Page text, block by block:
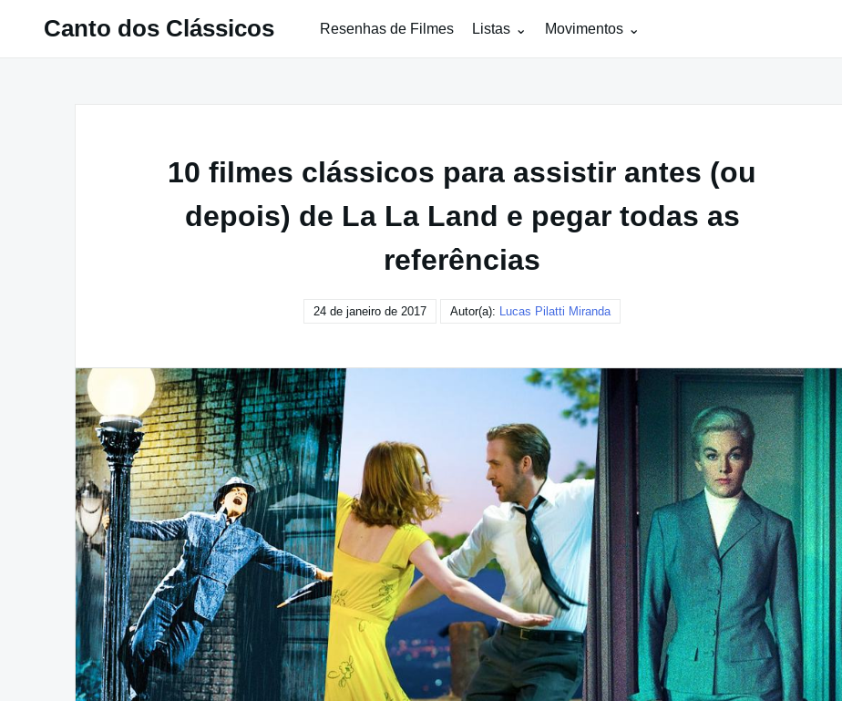
Canto dos Clássicos Resenhas de Filmes Listas Movimentos
10 filmes clássicos para assistir antes (ou
depois) de La La Land e pegar todas as
referências
24 de janeiro de 2017 Autor(a): Lucas Pilatti Miranda